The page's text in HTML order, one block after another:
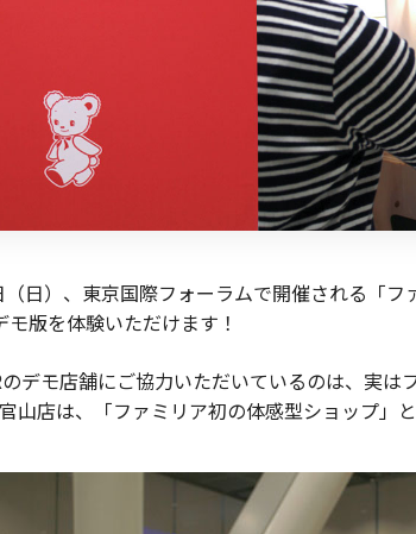
日）、東京国際フォーラムで開催される「
モ版を体験いただけます！
のデモ店舗にご協力いただいているのは、実は
山店は、「ファミリア初の体感型ショップ」